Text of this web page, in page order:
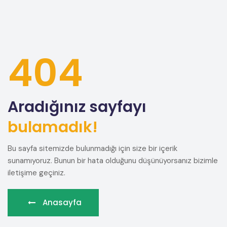
404
Aradığınız sayfayı
bulamadık!
Bu sayfa sitemizde bulunmadığı için size bir içerik
sunamıyoruz. Bunun bir hata olduğunu düşünüyorsanız bizimle
iletişime geçiniz.
Anasayfa